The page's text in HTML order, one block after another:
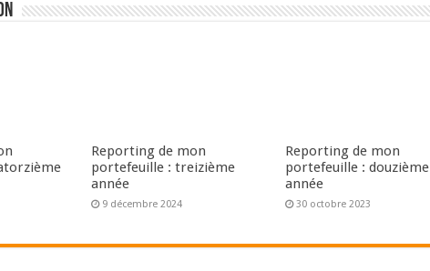
Reporting de mon
portefeuille : treizième
année
9 décembre 2024
Reporting de mon
portefeuille : douzième
année
30 octobre 2023